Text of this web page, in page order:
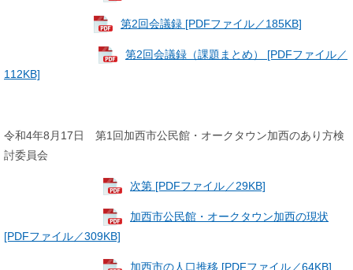
第2回会議録 [PDFファイル／185KB]
第2回会議録（課題まとめ） [PDFファイル／
112KB]
令和4年8月17日 第1回加西市公民館・オークタウン加西のあり方検
討委員会
次第 [PDFファイル／29KB]
加西市公民館・オークタウン加西の現状
[PDFファイル／309KB]
加西市の人口推移 [PDFファイル／64KB]